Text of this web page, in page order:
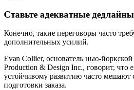
Ставьте адекватные дедлайны
Конечно, такие переговоры часто
дополнительных усилий.
Evan Collier, основатель нью-
Production & Design Inc., говорит, что
устойчивому развитию часто мешают
подготовки заказа.